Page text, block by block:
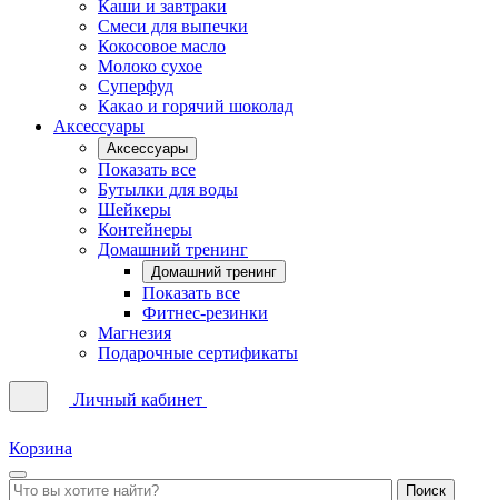
Каши и завтраки
Смеси для выпечки
Кокосовое масло
Молоко сухое
Суперфуд
Какао и горячий шоколад
Аксессуары
Аксессуары
Показать все
Бутылки для воды
Шейкеры
Контейнеры
Домашний тренинг
Домашний тренинг
Показать все
Фитнес-резинки
Магнезия
Подарочные сертификаты
Личный кабинет
Корзина